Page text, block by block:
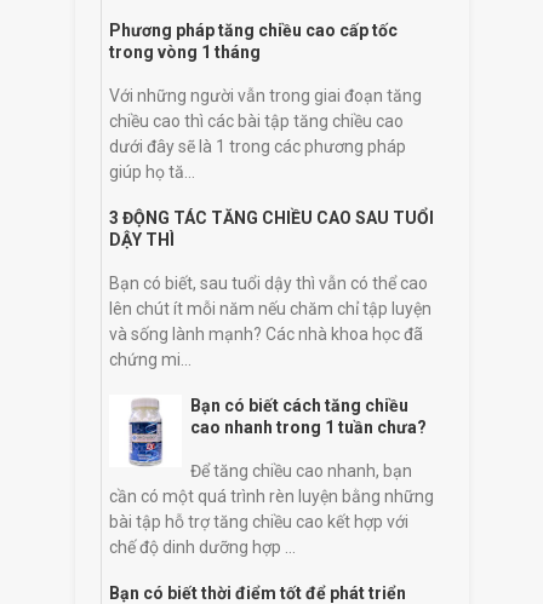
Phương pháp tăng chiều cao cấp tốc
trong vòng 1 tháng
Với những người vẫn trong giai đoạn tăng
chiều cao thì các bài tập tăng chiều cao
dưới đây sẽ là 1 trong các phương pháp
giúp họ tă...
3 ĐỘNG TÁC TĂNG CHIỀU CAO SAU TUỔI
DẬY THÌ
Bạn có biết, sau tuổi dậy thì vẫn có thể cao
lên chút ít mỗi năm nếu chăm chỉ tập luyện
và sống lành mạnh? Các nhà khoa học đã
chứng mi...
Bạn có biết cách tăng chiều
cao nhanh trong 1 tuần chưa?
Để tăng chiều cao nhanh, bạn
cần có một quá trình rèn luyện bằng những
bài tập hỗ trợ tăng chiều cao kết hợp với
chế độ dinh dưỡng hợp ...
Bạn có biết thời điểm tốt để phát triển